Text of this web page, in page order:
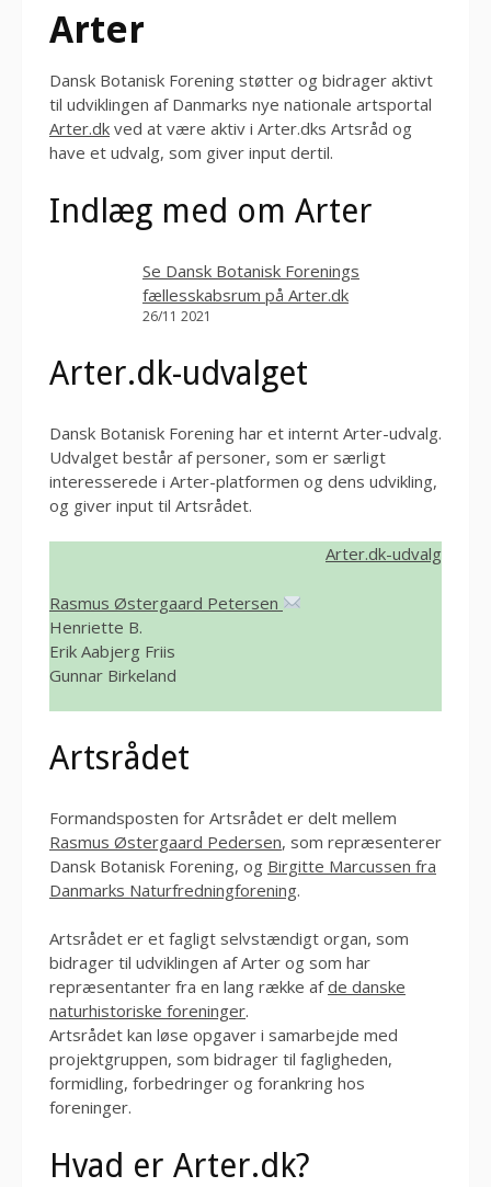
Arter
Dansk Botanisk Forening støtter og bidrager aktivt
til udviklingen af Danmarks nye nationale artsportal
Arter.dk ved at være aktiv i Arter.dks Artsråd og
have et udvalg, som giver input dertil.
Indlæg med om Arter
Se Dansk Botanisk Forenings
fællesskabsrum på Arter.dk
26/11 2021
Arter.dk-udvalget
Dansk Botanisk Forening har et internt Arter-udvalg.
Udvalget består af personer, som er særligt
interesserede i Arter-platformen og dens udvikling,
og giver input til Artsrådet.
Arter.dk-udvalg
Rasmus Østergaard Petersen
Henriette B.
Erik Aabjerg Friis
Gunnar Birkeland
Artsrådet
Formandsposten for Artsrådet er delt mellem
Rasmus Østergaard Pedersen, som repræsenterer
Dansk Botanisk Forening, og Birgitte Marcussen fra
Danmarks Naturfredningforening.
Artsrådet er et fagligt selvstændigt organ, som
bidrager til udviklingen af Arter og som har
repræsentanter fra en lang række afde danske
naturhistoriske foreninger.
Artsrådet kan løse opgaver i samarbejde med
projektgruppen, som bidrager til fagligheden,
formidling, forbedringer og forankring hos
foreninger.
Hvad er Arter.dk?